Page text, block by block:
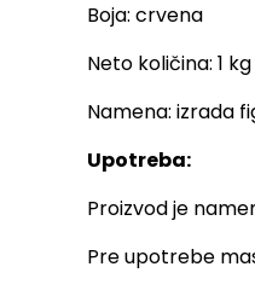
Boja: crvena
Neto količina: 1 kg
Namena: izrada
Upotreba:
Proizvod je
Pre upotrebe